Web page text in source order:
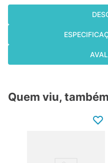
Quem viu,